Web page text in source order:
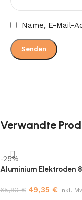
Name, E-Mail-
Verwandte
-25%
Aluminium Elektroden
65,80€ 49,35 € inkl.